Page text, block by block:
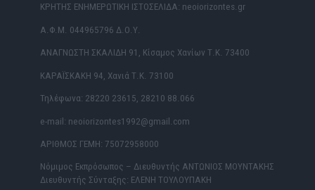
ΚΡΗΤΗΣ ΕΝΗΜΕΡΩΤΙΚΗ ΙΣΤΟΣΕΛΙΔΑ: neoiorizontes.gr
Α.Φ.Μ. 044965796 Δ.Ο.Υ.
ΑΝΑΓΝΩΣΤΗ ΣΚΑΛΙΔΗ 91, Κίσαμος Χανίων Τ.Κ. 73400
ΚΑΡΑΪΣΚΑΚΗ 94, Χανιά Τ.Κ. 73100
Τηλέφωνα: 28220 23615, 28210 88.066
e-mail: neoiorizontes1992@gmail.com
ΑΡΙΘΜΟΣ ΓΕΜΗ: 75072958000
Νόμιμος Εκπρόσωπος – Διευθυντής ΑΝΤΩΝΙΟΣ ΜΟΥΝΤΑΚΗΣ
Διευθυντής Σύνταξης: ΕΛΕΝΗ ΤΟΥΛΟΥΠΑΚΗ